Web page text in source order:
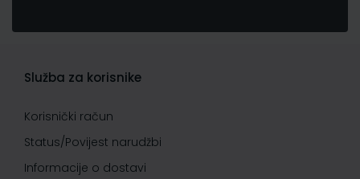
Služba za korisnike
Korisnički račun
Status/Povijest narudžbi
Informacije o dostavi